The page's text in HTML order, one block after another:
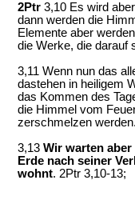
2Ptr 3,10 Es wird aber
dann werden die
Elemente aber
die Werke, die darauf
3,11 Wenn nun das
dastehen in heiligem
das Kommen des
die Himmel vom
zerschmelzen werden.
3,13 Wir warten aber
Erde nach seiner
wohnt. 2Ptr 3,10-13;